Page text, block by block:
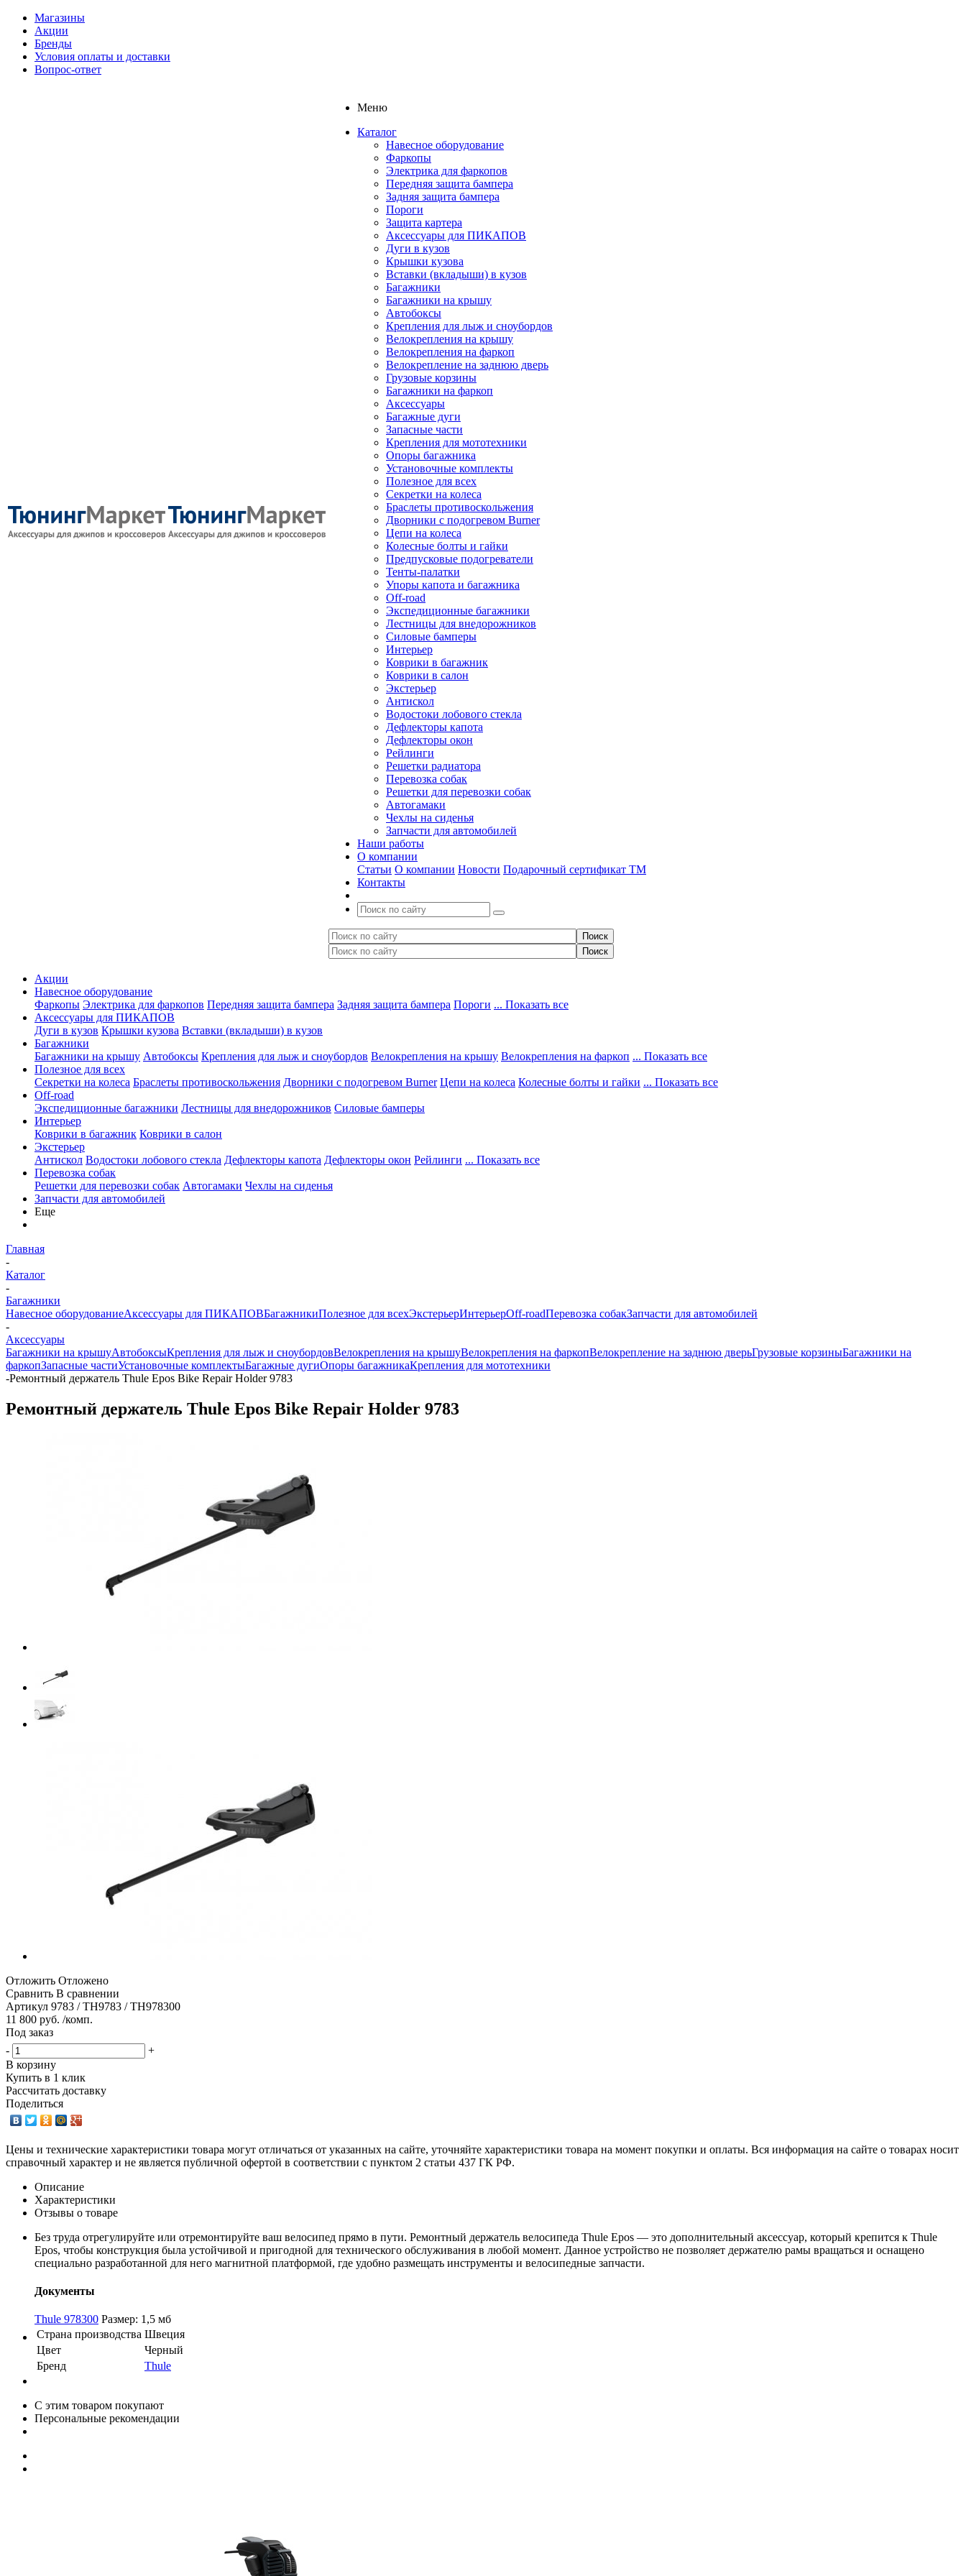
Магазины
Акции
Бренды
Условия оплаты и доставки
Вопрос-ответ
Меню
Каталог
Навесное оборудование
Фаркопы
Электрика для фаркопов
Передняя защита бампера
Задняя защита бампера
Пороги
Защита картера
Аксессуары для ПИКАПОВ
Дуги в кузов
Крышки кузова
Вставки (вкладыши) в кузов
Багажники
Багажники на крышу
Автобоксы
Крепления для лыж и сноубордов
Велокрепления на крышу
Велокрепления на фаркоп
Велокрепление на заднюю дверь
Грузовые корзины
Багажники на фаркоп
Аксессуары
Багажные дуги
Запасные части
Крепления для мототехники
Опоры багажника
Установочные комплекты
Полезное для всех
Секретки на колеса
Браслеты противоскольжения
Дворники с подогревом Burner
Цепи на колеса
Колесные болты и гайки
Предпусковые подогреватели
Тенты-палатки
Упоры капота и багажника
Off-road
Экспедиционные багажники
Лестницы для внедорожников
Силовые бамперы
Интерьер
Коврики в багажник
Коврики в салон
Экстерьер
Антискол
Водостоки лобового стекла
Дефлекторы капота
Дефлекторы окон
Рейлинги
Решетки радиатора
Перевозка собак
Решетки для перевозки собак
Автогамаки
Чехлы на сиденья
Запчасти для автомобилей
Наши работы
О компании
Статьи О компании Новости Подарочный сертификат ТМ
Контакты
Акции
Навесное оборудование
Фаркопы Электрика для фаркопов Передняя защита бампера Задняя защита бампера Пороги ... Показать все
Аксессуары для ПИКАПОВ
Дуги в кузов Крышки кузова Вставки (вкладыши) в кузов
Багажники
Багажники на крышу Автобоксы Крепления для лыж и сноубордов Велокрепления на крышу Велокрепления на фаркоп ... Показать все
Полезное для всех
Секретки на колеса Браслеты противоскольжения Дворники с подогревом Burner Цепи на колеса Колесные болты и гайки ... Показать все
Off-road
Экспедиционные багажники Лестницы для внедорожников Силовые бамперы
Интерьер
Коврики в багажник Коврики в салон
Экстерьер
Антискол Водостоки лобового стекла Дефлекторы капота Дефлекторы окон Рейлинги ... Показать все
Перевозка собак
Решетки для перевозки собак Автогамаки Чехлы на сиденья
Запчасти для автомобилей
Еще
Главная
-
Каталог
-
Багажники
Навесное оборудованиеАксессуары для ПИКАПОВБагажникиПолезное для всехЭкстерьерИнтерьерOff-roadПеревозка собакЗапчасти для автомобилей
-
Аксессуары
Багажники на крышуАвтобоксыКрепления для лыж и сноубордовВелокрепления на крышуВелокрепления на фаркопВелокрепление на заднюю дверьГрузовые корзиныБагажники на
фаркопЗапасные частиУстановочные комплектыБагажные дугиОпоры багажникаКрепления для мототехники
-Ремонтный держатель Thule Epos Bike Repair Holder 9783
Ремонтный держатель Thule Epos Bike Repair Holder 9783
Отложить Отложено
Сравнить В сравнении
Артикул 9783 / TH9783 / TH978300
11 800 руб. /комп.
Под заказ
-
+
В корзину
Купить в 1 клик
Рассчитать доставку
Поделиться
Цены и технические характеристики товара могут отличаться от указанных на сайте, уточняйте характеристики товара на момент покупки и оплаты. Вся информация на сайте о товарах носит
справочный характер и не является публичной офертой в соответствии с пунктом 2 статьи 437 ГК РФ.
Описание
Характеристики
Отзывы о товаре
Без труда отрегулируйте или отремонтируйте ваш велосипед прямо в пути. Ремонтный держатель велосипеда Thule Epos — это дополнительный аксессуар, который крепится к Thule
Epos, чтобы конструкция была устойчивой и пригодной для технического обслуживания в любой момент. Данное устройство не позволяет держателю рамы вращаться и оснащено
специально разработанной для него магнитной платформой, где удобно размещать инструменты и велосипедные запчасти.
Документы
Thule 978300 Размер: 1,5 мб
Страна производства Швеция
Цвет
Черный
Бренд
Thule
С этим товаром покупают
Персональные рекомендации